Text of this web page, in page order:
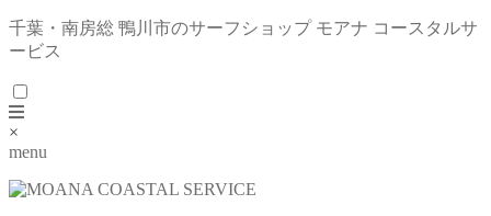
千葉・南房総 鴨川市のサーフショップ モアナ コースタルサ
ービス
×
menu